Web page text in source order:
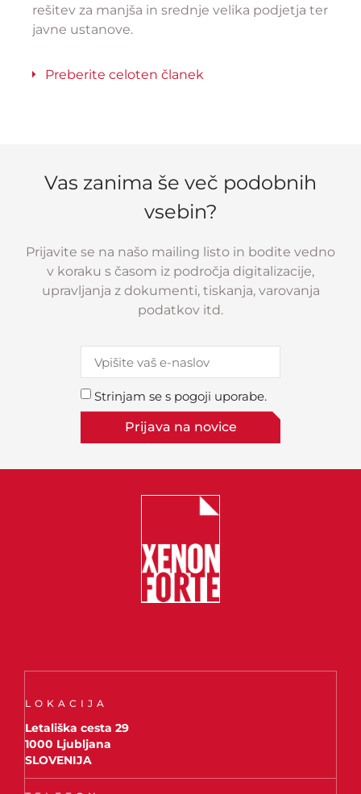
rešitev za manjša in srednje velika podjetja ter
javne ustanove.
Preberite celoten članek
Vas zanima še več podobnih
vsebin?
Prijavite se na našo mailing listo in bodite vedno
v koraku s časom iz področja digitalizacije,
upravljanja z dokumenti, tiskanja, varovanja
podatkov itd.
Strinjam se s pogoji uporabe.
Prijava na novice
LOKACIJA
Letališka cesta 29
1000 Ljubljana
SLOVENIJA